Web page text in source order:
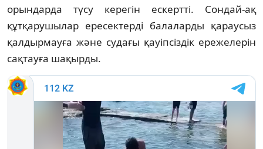
орындарда түсу керегін ескертті. Сондай-ақ
құтқарушылар ересектерді балаларды қараусыз
қалдырмауға және судағы қауіпсіздік ережелерін
сақтауға шақырды.